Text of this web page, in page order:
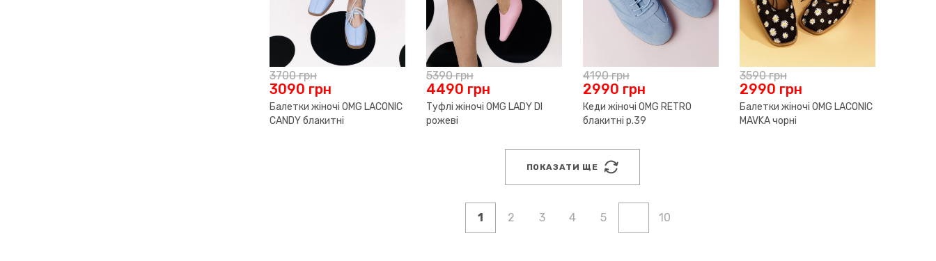
3700грн
3090 грн
Балетки жіночі OMG LACONIC
CANDY блакитні
5390грн
4490 грн
Туфлі жіночі OMG LADY DI
рожеві
4190грн
2990 грн
Кеди жіночі OMG RETRO
блакитні р.39
3590грн
2990 грн
Балетки жіночі OMG LACONIC
MAVKA чорні
ПОКАЗАТИ ЩЕ
1 2 3 4 5 10